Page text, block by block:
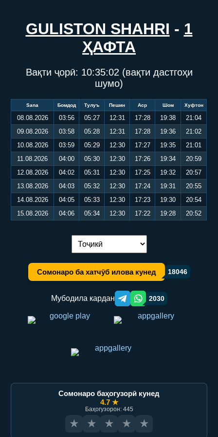
GULISTON SHAHRI - 1
ҲАФТА
Вақти ҷорӣ: 10:35:02 (вақти дастгоҳи
шумо)
Sana Бомдод Тулуъ Пешин Аср Шом Хуфтон
08.08.2026 03:56 05:27 12:31 17:28 19:38
21:04
09.08.2026
03:58 05:28 12:31 17:28 19:36
21:02
10.08.2026
03:59 05:29 12:30 17:27 19:35
21:01
11.08.2026
04:00 05:30 12:30 17:26 19:34
20:59
12.08.2026
04:02 05:31 12:30 17:25 19:32
20:57
13.08.2026
04:03 05:32 12:30 17:24 19:31
20:55
14.08.2026
04:05 05:33 12:30 17:23 19:30
20:54
15.08.2026
04:06 05:34 12:30 17:22 19:28 20:52
Иваз кардани забон:
Сомонаро ба хатчӯб илова кунед 18046
Мубодила кардан Telegram orqali ulashish
WhatsApp orqali ulashish
2030
Сомонаро баҳогузорӣ кунед
4.7 ★
Баҳогузорон: 445
★ ★ ★ ★ ★